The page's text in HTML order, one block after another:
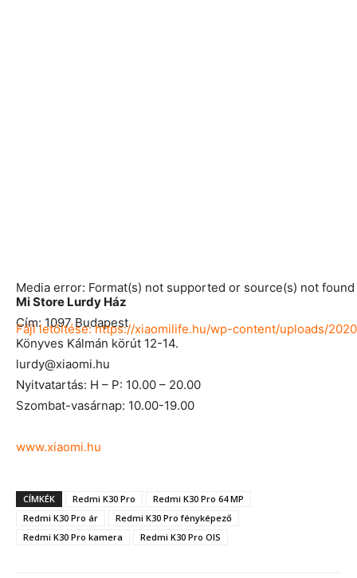
Media error: Format(s) not supported or source(s) not found
Fájl letöltése: https://xiaomilife.hu/wp-content/uploads/
00:00
Mi Store Lurdy Ház
Cím: 1097 Budapest
Könyves Kálmán körút 12-14.
lurdy@xiaomi.hu
Nyitvatartás: H – P: 10.00 – 20.00
Szombat-vasárnap: 10.00-19.00
www.xiaomi.hu
CÍMKÉK Redmi K30 Pro
Redmi K30 Pro 64 MP
Redmi K30 Pro ár
Redmi K30 Pro fényképező
Redmi K30 Pro kamera
Redmi K30 Pro OIS